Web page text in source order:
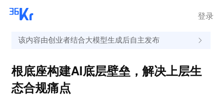
登录
该内容由创业者结合大模型生成后自主发布
根底座构建AI底层壁垒，解决上层生
态合规痛点